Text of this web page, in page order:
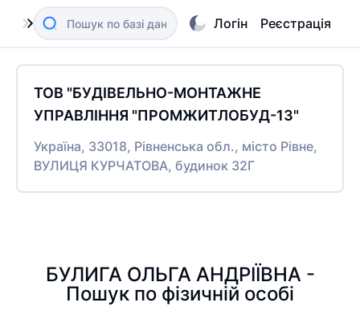
Логін Реєстрація
ТОВ "БУДІВЕЛЬНО-МОНТАЖНЕ
УПРАВЛІННЯ "ПРОМЖИТЛОБУД-13"
Україна, 33018, Рівненська обл., місто Рівне,
ВУЛИЦЯ КУРЧАТОВА, будинок 32Г
БУЛИГА ОЛЬГА АНДРІЇВНА -
Пошук по фізичній особі